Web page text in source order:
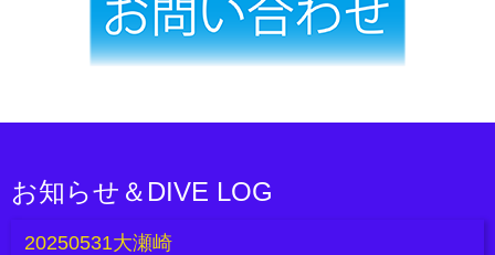
お知らせ＆DIVE LOG
20250531大瀬崎